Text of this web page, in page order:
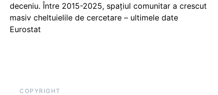
deceniu. Între 2015-2025, spațiul comunitar a crescut
masiv cheltuielile de cercetare – ultimele date
Eurostat
COPYRIGHT